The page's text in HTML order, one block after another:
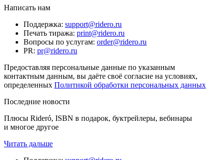
Написать нам
Поддержка: support@ridero.ru
Печать тиража: print@ridero.ru
Вопросы по услугам: order@ridero.ru
PR: pr@ridero.ru
Предоставляя персональные данные по указанным
контактным данным, вы даёте своё согласие на условиях,
определенных Политикой обработки персональных данных
Последние новости
Плюсы Rideró, ISBN в подарок, буктрейлеры, вебинары
и многое другое
Читать дальше